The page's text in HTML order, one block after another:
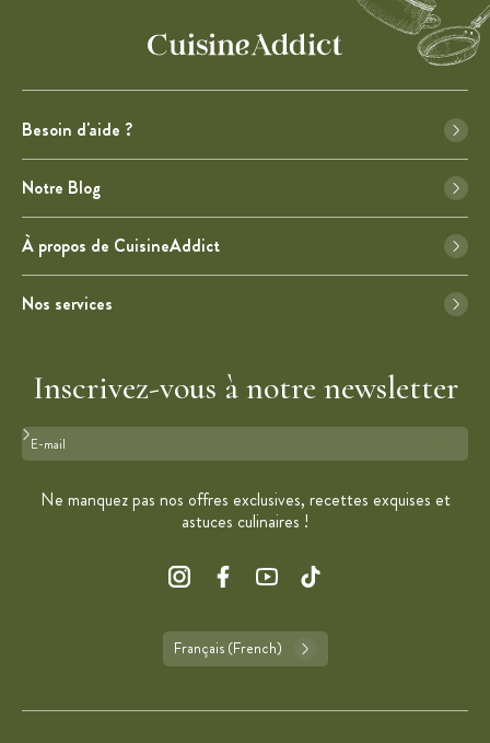
Besoin d'aide ?
Notre Blog
À propos de CuisineAddict
Nos services
Inscrivez-vous à notre newsletter
Format : adresse@email.com
Ne manquez pas nos offres exclusives, recettes exquises et
astuces culinaires !
Français (French)